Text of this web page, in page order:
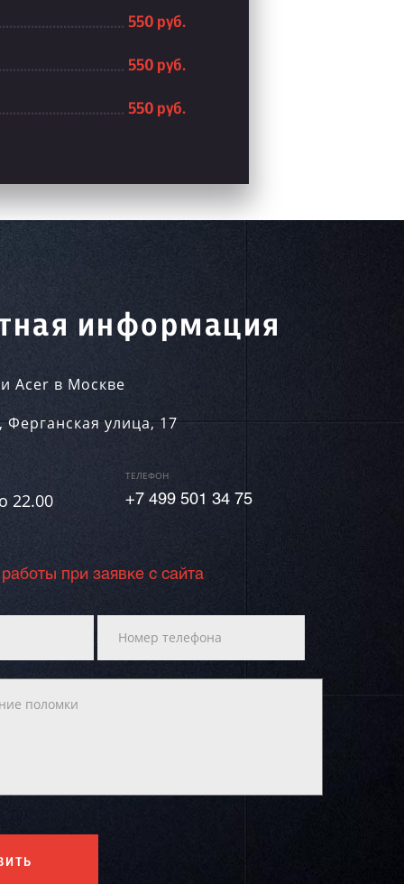
550 руб.
550 руб.
550 руб.
информация
Acer в Москве
,Ферганская улица, 17
22.00
ТЕЛЕФОН
+7 499 501 34 75
при заявке с сайта